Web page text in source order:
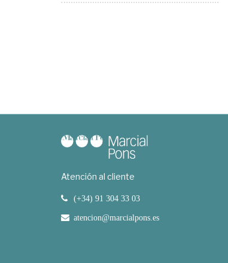
Atención al cliente
(+34) 91 304 33 03
atencion@marcialpons.es